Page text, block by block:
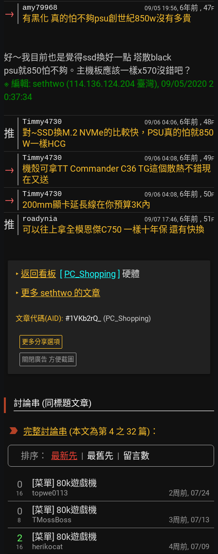
→ amy79968 09/05 19:56, 6年前 , 47F
有黑化 真的怕不夠psu創世紀850w沒有多貴
好～我目前也是覺得ssd換好一點 塔散black
※ 編輯: sethtwo (114.136.124.204 臺灣), 09/05/2020 2
推
Timmy4730 09/06 04:06, 6年前 , 48F
對~SSD換M.2 NVMe的比較快，PSU真的怕就850
W一樣HCG
→
Timmy4730 09/06 04:08, 6年前 , 49F
機殼可拿TT Commander C36 TG這個散熱不錯現
在又送
→ Timmy4730 09/06 04:08, 6年前 , 50F
200mm顯卡延長線在你預算3K內
推 roadynia 09/07 17:46, 6年前 , 51 F
可以往上拿全模恩傑C750 一樣十年保 還有快換
‣ 返回看板 [ PC_Shopping ] 硬體
‣ 更多 sethtwo 的文章
文章代碼(AID): #1VKb2rQ_ (PC_Shopping)
更多分享選項
關閉廣告 方便截圖
討論串 (同標題文章)
完整討論串 (本文為第 4 之 32 篇)：
排序： 最新先 | 最舊先 | 留言數
0
16
[菜單] 80k遊戲機
topwe0113 2周前, 07/24
0
8
[菜單] 80k遊戲機
TMossBoss 3周前, 07/13
2
16
[菜單] 80k遊戲機
herikocat 4周前, 07/09